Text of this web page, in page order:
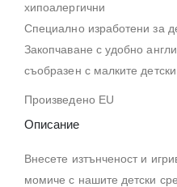
хипоалергични
Специално изработени за
Закопчаване с удобно
съобразен с малките
Произведено EU
Описание
Внесете изтънченост и
момиче с нашите детски